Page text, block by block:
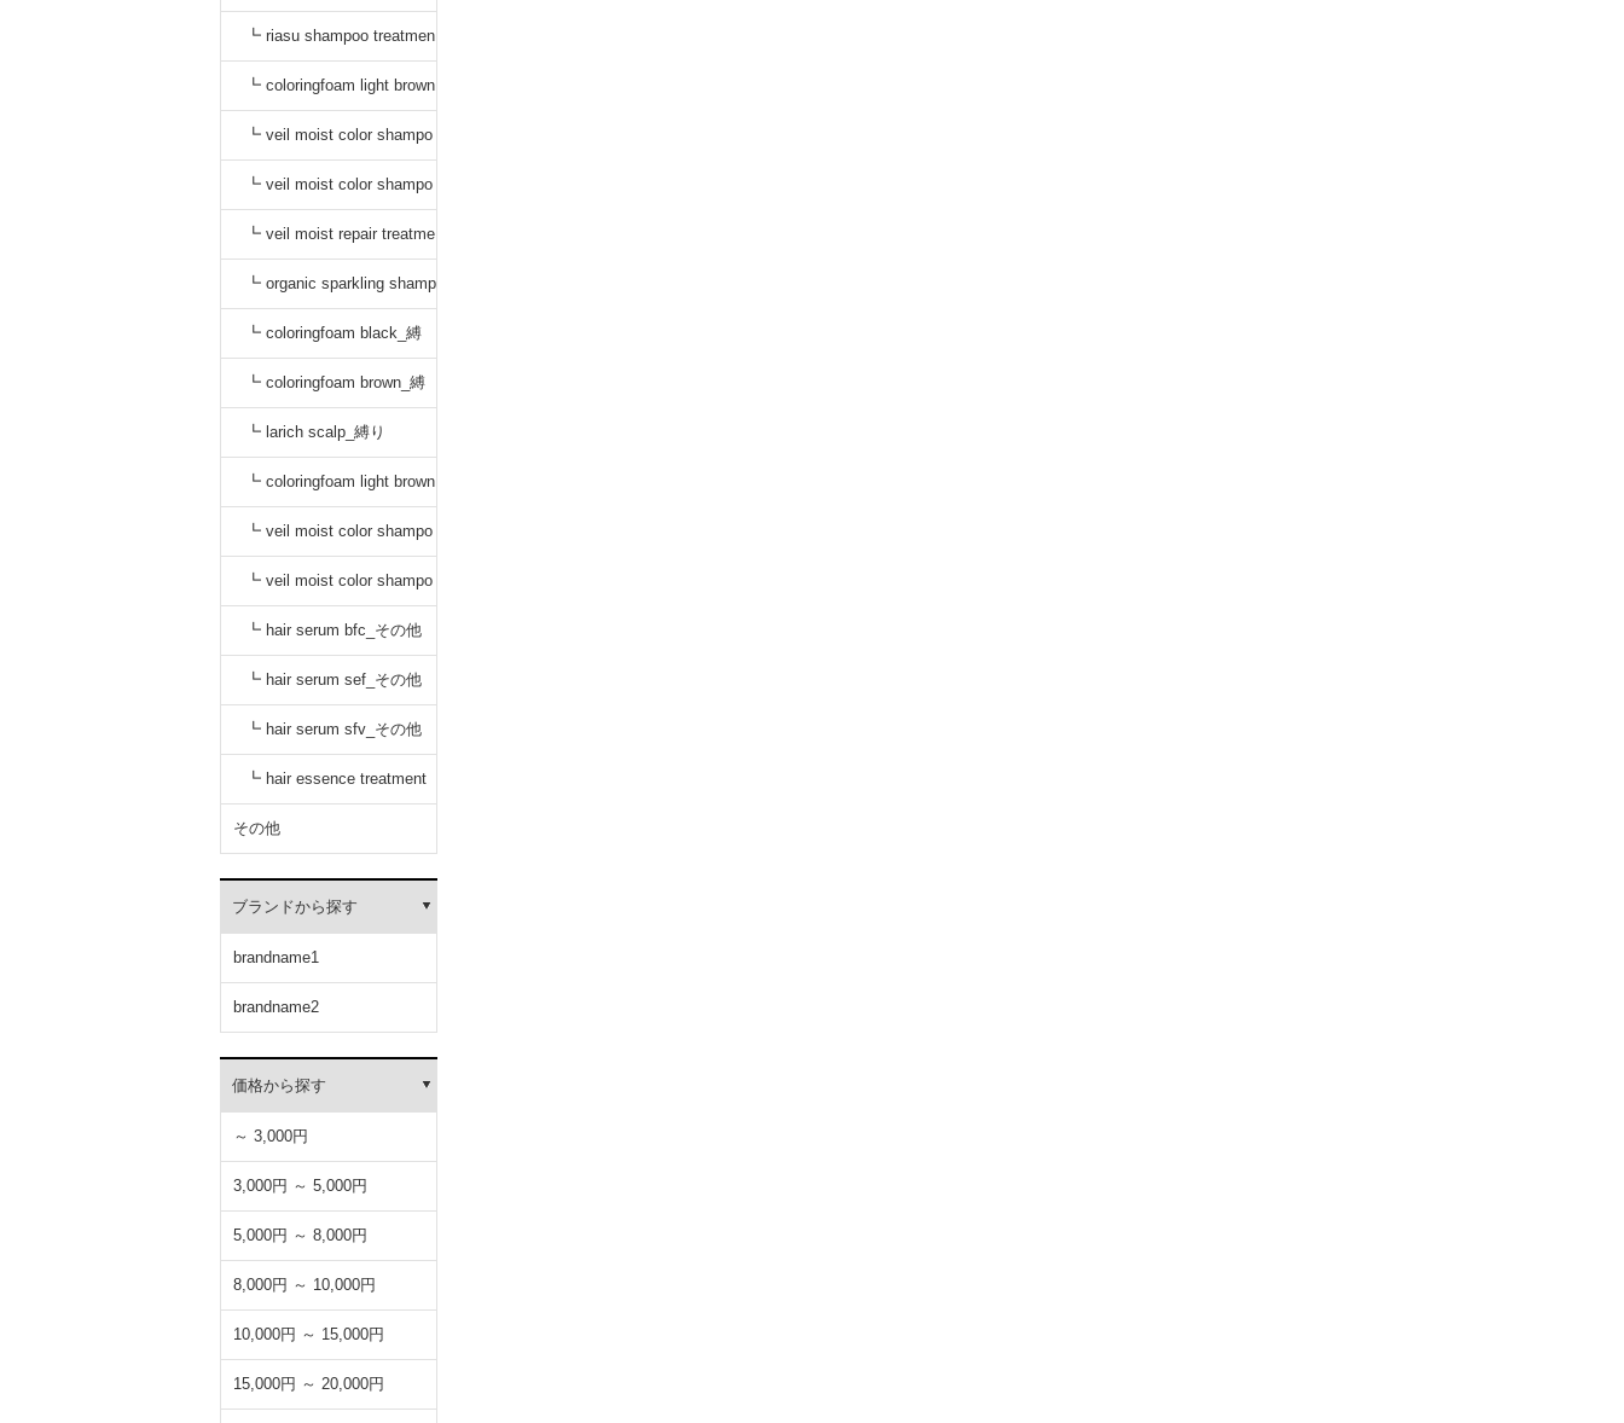
セット_定期
┗ riasu shampoo treatmen
t セット_定期
┗ coloringfoam light brown
_定期
┗ veil moist color shampo
o black_定期
┗ veil moist color shampo
o dark brown_定期
┗ veil moist repair treatme
nt_定期
┗ organic sparkling shamp
oo_縛り
┗ coloringfoam black_縛
り
┗ coloringfoam brown_縛
り
┗ larich scalp_縛り
┗ coloringfoam light brown
_縛り
┗ veil moist color shampo
o black_縛り
┗ veil moist color shampo
o dark brown_縛り
┗ hair serum bfc_その他
┗ hair serum sef_その他
┗ hair serum sfv_その他
┗ hair essence treatment
dr_その他
その他
ブランドから探す
brandname1
brandname2
価格から探す
～ 3,000円
3,000円 ～ 5,000円
5,000円 ～ 8,000円
8,000円 ～ 10,000円
10,000円 ～ 15,000円
15,000円 ～ 20,000円